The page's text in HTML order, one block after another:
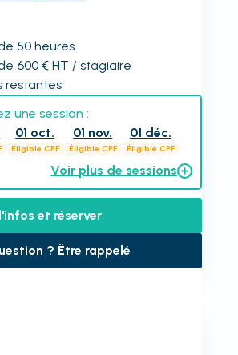
50 heures
600€ HT / stagiaire
restantes
une session :
01 oct.
Éligible CPF
01 nov.
Éligible CPF
01 déc.
Éligible CPF
Voir plus de sessions
et réserver
? Être rappelé